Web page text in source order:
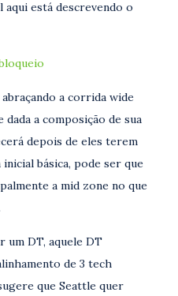
está descrevendo o
a corrida wide
a composição de sua
depois de eles terem
básica, pode ser que
a mid zone no que
um DT, aquele DT
de 3 tech
que Seattle quer